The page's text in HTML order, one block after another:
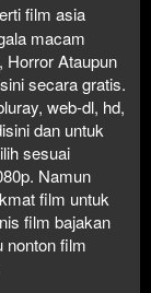
film asia
macam
Horror Ataupun
secara gratis.
web-dl, hd,
dan untuk
sesuai
Namun
film untuk
film bajakan
nonton film